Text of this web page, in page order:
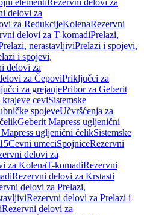
elementi Rezervni delovi za
delovi za
za RedukcijeKolenaRezervni
delovi za T-komadiPrelazi,
nerastavljiviPrelazi i spojevi,
i spojevi,
delovi za
za ČepoviPriključci za
za grejanjePribor za Geberit
krajeve ceviSistemske
spojeveUčvršćenja za
Geberit Mapress ugljenični
ugljenični čelikSistemske
Cevni umeciSpojniceRezervni
delovi za
za KolenaT-komadiRezervni
Rezervni delovi za Krstasti
delovi za Prelazi,
Rezervni delovi za Prelazi i
Rezervni delovi za